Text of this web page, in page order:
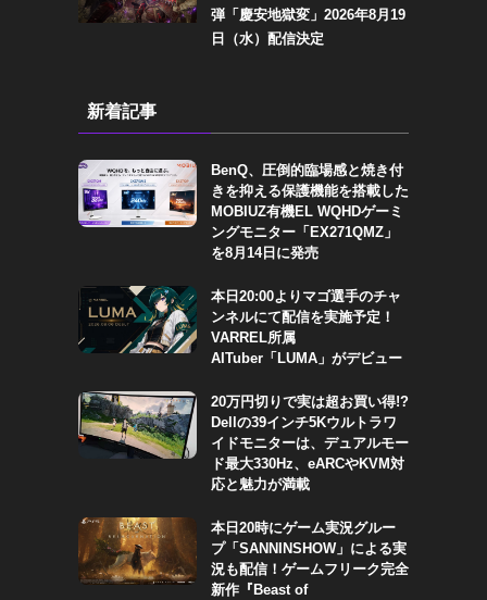
弾「慶安地獄変」2026年8月19
日（水）配信決定
新着記事
BenQ、圧倒的臨場感と焼き付
きを抑える保護機能を搭載した
MOBIUZ有機EL WQHDゲーミ
ングモニター「EX271QMZ」
を8月14日に発売
本日20:00よりマゴ選手のチャ
ンネルにて配信を実施予定！
VARREL所属
AITuber「LUMA」がデビュー
20万円切りで実は超お買い得!?
Dellの39インチ5Kウルトラワ
イドモニターは、デュアルモー
ド最大330Hz、eARCやKVM対
応と魅力が満載
本日20時にゲーム実況グルー
プ「SANNINSHOW」による実
況も配信！ゲームフリーク完全
新作『Beast of